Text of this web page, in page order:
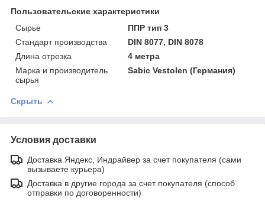
Пользовательские характеристики
Сырье
ППР тип 3
Стандарт производства
DIN 8077, DIN 8078
Длина отрезка
4 метра
Марка и производитель
сырья
Sabic Vestolen (Германия)
Скрыть
Условия доставки
Доставка Яндекс, Индрайвер за счет покупателя (сами
вызываете курьера)
Доставка в другие города за счет покупателя (способ
отправки по договоренности)